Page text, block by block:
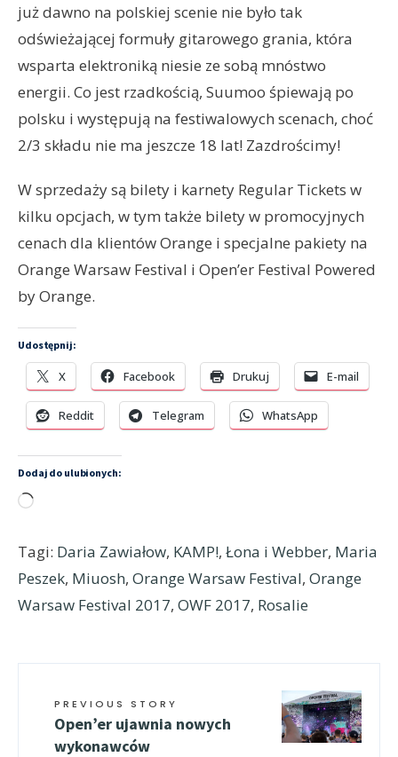
już dawno na polskiej scenie nie było tak
odświeżającej formuły gitarowego grania, która
wsparta elektroniką niesie ze sobą mnóstwo
energii. Co jest rzadkością, Suumoo śpiewają po
polsku i występują na festiwalowych scenach, choć
2/3 składu nie ma jeszcze 18 lat! Zazdrościmy!
W sprzedaży są bilety i karnety Regular Tickets w
kilku opcjach, w tym także bilety w promocyjnych
cenach dla klientów Orange i specjalne pakiety na
Orange Warsaw Festival i Open’er Festival Powered
by Orange.
Udostępnij:
X Facebook Drukuj E-mail
Reddit Telegram WhatsApp
Dodaj do ulubionych:
Wczytywanie…
Tagi: Daria Zawiałow, KAMP!, Łona i Webber, Maria
Peszek, Miuosh, Orange Warsaw Festival, Orange
Warsaw Festival 2017, OWF 2017, Rosalie
PREVIOUS STORY
Open’er ujawnia nowych
wykonawców